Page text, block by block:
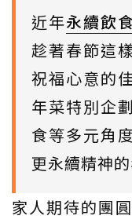
近年永續飲
趁著春節這
祝福心意的
年菜特別企
食等多元角
更永續精神的
家人期待的團